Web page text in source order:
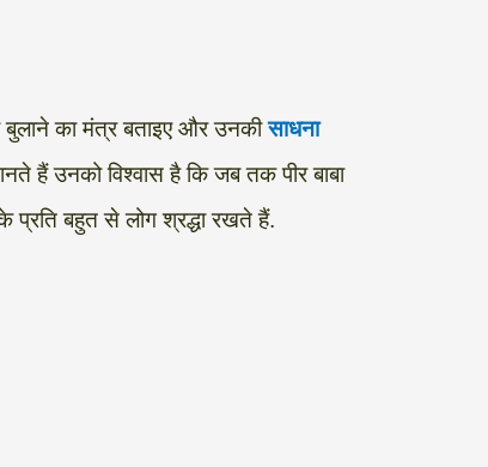
बुलाने का मंत्र बताइए और उनकीसाधना
हैं उनको विश्वास है कि जब तक पीर बाबा
प्रति बहुत से लोग श्रद्धा रखते हैं.